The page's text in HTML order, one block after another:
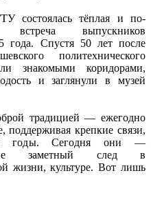
состоялась тёплая и по-
встреча выпускников
года. Спустя 50 лет после
политехнического
знакомыми коридорами,
и заглянули в музей
традицией — ежегодно
поддерживая крепкие связи,
годы. Сегодня они —
заметный след в
жизни, культуре. Вот лишь